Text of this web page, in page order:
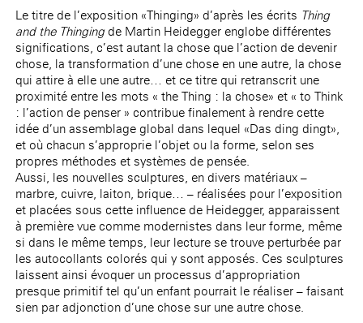
Le titre de l’exposition «Thinging» d’après les écrits Thing
and the Thingingde Martin Heidegger englobe différentes
significations, c’est autant la chose que l’action de devenir
chose, la transformation d’une chose en une autre, la chose
qui attire à elle une autre… et ce titre qui retranscrit une
proximité entre les mots « the Thing : la chose» et « to Think
: l’action de penser » contribue finalement à rendre cette
idée d’un assemblage global dans lequel «Das ding dingt»,
et où chacun s’approprie l’objet ou la forme, selon ses
propres méthodes et systèmes de pensée.
Aussi, les nouvelles sculptures, en divers matériaux –
marbre, cuivre, laiton, brique… – réalisées pour l’exposition
et placées sous cette influence de Heidegger, apparaissent
à première vue comme modernistes dans leur forme, même
si dans le même temps, leur lecture se trouve perturbée par
les autocollants colorés qui y sont apposés. Ces sculptures
laissent ainsi évoquer un processus d’appropriation
presque primitif tel qu’un enfant pourrait le réaliser – faisant
sien par adjonction d’une chose sur une autre chose.